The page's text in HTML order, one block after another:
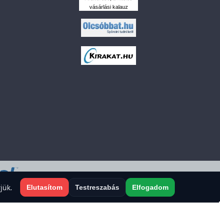
vásárlási kalauz
Elutasítom Testreszabás Elfogadom
a sütiket?